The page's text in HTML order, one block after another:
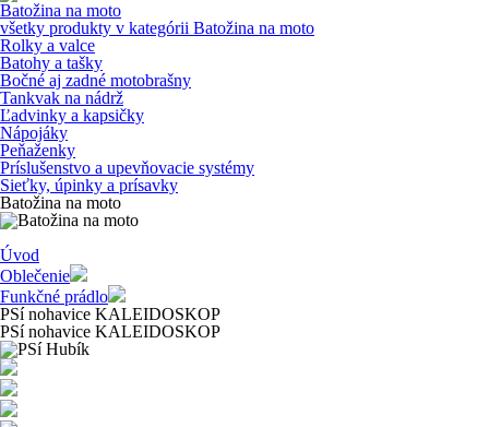
Batožina na moto
všetky produkty v kategórii Batožina na moto
Rolky a valce
Batohy a tašky
Bočné aj zadné motobrašny
Tankvak na nádrž
Ľadvinky a kapsičky
Nápojáky
Peňaženky
Príslušenstvo a upevňovacie systémy
Sieťky, úpinky a prísavky
Batožina na moto
Úvod
Oblečenie
Funkčné prádlo
PSí nohavice KALEIDOSKOP
PSí nohavice KALEIDOSKOP